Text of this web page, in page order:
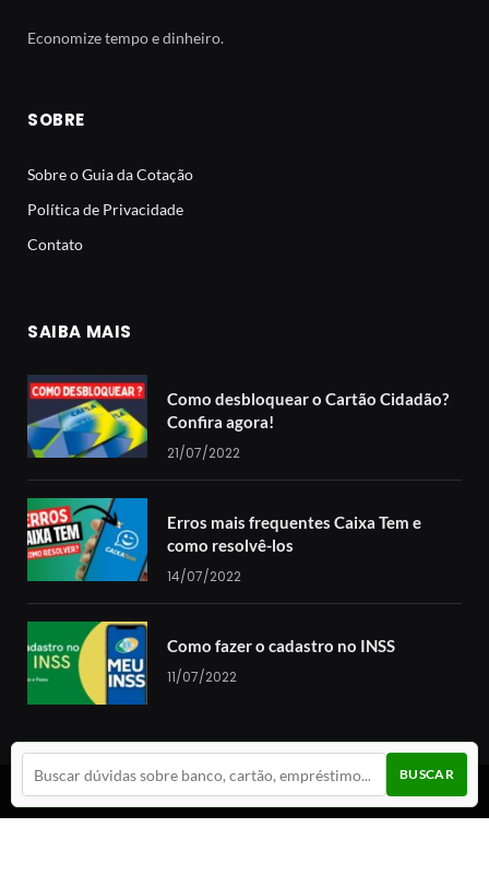
BUSCAR
Economize tempo e dinheiro.
SOBRE
Sobre o Guia da Cotação
Política de Privacidade
Contato
SAIBA MAIS
Como desbloquear o Cartão Cidadão?
Confira agora!
21/07/2022
Erros mais frequentes Caixa Tem e
como resolvê-los
14/07/2022
Como fazer o cadastro no INSS
11/07/2022
© 2024 Guia da Cotação. Todos os direitos reservados